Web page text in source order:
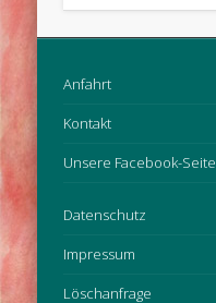
Anfahrt
Kontakt
Unsere Facebook-Seite
Datenschutz
Impressum
Löschanfrage